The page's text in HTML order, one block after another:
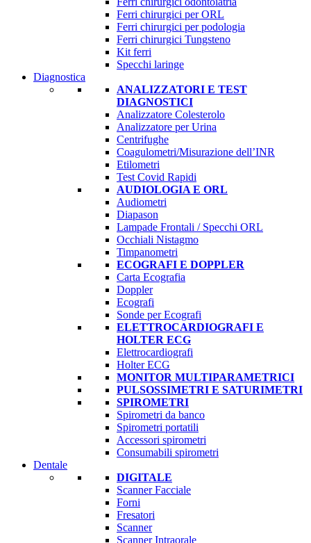
Ferri chirurgici per ORL
Ferri chirurgici per podologia
Ferri chirurgici Tungsteno
Kit ferri
Specchi laringe
Diagnostica
ANALIZZATORI E TEST
DIAGNOSTICI
Analizzatore Colesterolo
Analizzatore per Urina
Centrifughe
Coagulometri/Misurazione dell’INR
Etilometri
Test Covid Rapidi
AUDIOLOGIA E ORL
Audiometri
Diapason
Lampade Frontali / Specchi ORL
Occhiali Nistagmo
Timpanometri
ECOGRAFI E DOPPLER
Carta Ecografia
Doppler
Ecografi
Sonde per Ecografi
ELETTROCARDIOGRAFI E
HOLTER ECG
Elettrocardiografi
Holter ECG
MONITOR MULTIPARAMETRICI
PULSOSSIMETRI E SATURIMETRI
SPIROMETRI
Spirometri da banco
Spirometri portatili
Accessori spirometri
Consumabili spirometri
Dentale
DIGITALE
Scanner Facciale
Forni
Fresatori
Scanner
Scanner Intraorale